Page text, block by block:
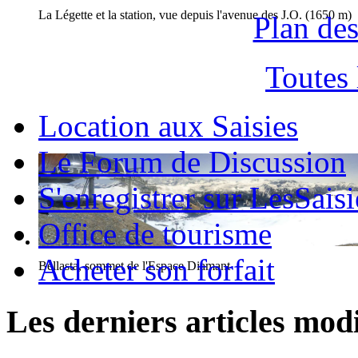
La Légette et la station, vue depuis l'avenue des J.O. (1650 m)
Bellasta, sommet de l'Espace Diamant
Plan
Toutes
Location aux Saisies
Le Forum de Discussion
S'enregistrer sur
Office de tourisme
Acheter son forfait
Les derniers articles